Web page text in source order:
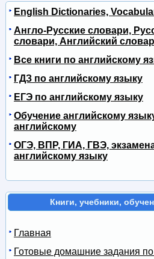
English Dictionaries,
Англо-Русские словари,
словари, Английский
Все книги по английскому
ГДЗ по английскому языку
ЕГЭ по английскому языку
Обучение английскому
английскому
ОГЭ, ВПР, ГИА, ГВЭ,
английскому языку
Книги, учебники,
Главная
Готовые домашние задания